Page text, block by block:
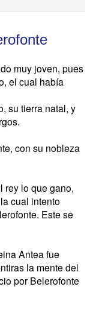
muy joven, pues
el cual había
su tierra natal, y
con su nobleza
rey lo que gano,
cual intento
Este se
Antea fue
la mente del
por Belerofonte